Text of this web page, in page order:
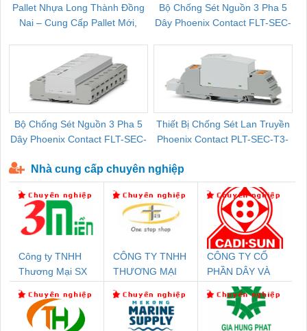
Pallet Nhựa Long Thành Đồng
Nai – Cung Cấp Pallet Mới,
Bộ Chống Sét Nguồn 3 Pha 5
Dây Phoenix Contact FLT-SEC-
Bộ Chống Sét Nguồn 3 Pha 5
Dây Phoenix Contact FLT-SEC-
Thiết Bị Chống Sét Lan Truyền
Phoenix Contact PLT-SEC-T3-
Nhà cung cấp chuyên nghiệp
Công ty TNHH
Thương Mại SX
CÔNG TY TNHH
THƯƠNG MẠI
NAM
CÔNG TY CỔ
PHẦN DÂY VÀ
CÁP ĐIỆN
THƯỢNG ĐÌNH